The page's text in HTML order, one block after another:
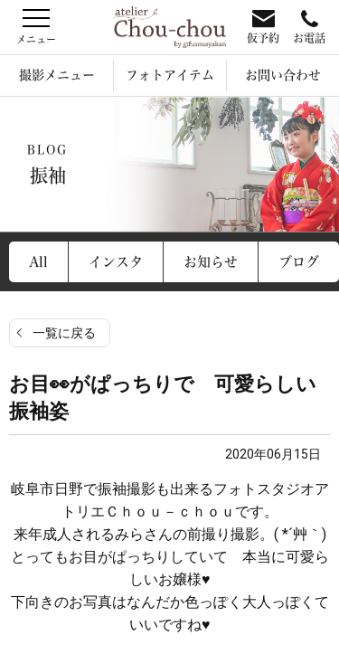
仮予約 お電話
撮影メニュー フォトアイテム お問い合わせ
BLOG
振袖
All インスタ お知らせ ブログ
一覧に戻る
お目👀がぱっちりで 可愛らしい
振袖姿
2020年06月15日
岐阜市日野で振袖撮影も出来るフォトスタジオア
トリエＣｈｏｕ－ｃｈｏｕです。
来年成人されるみらさんの前撮り撮影。( *´艸｀)
とってもお目がぱっちりしていて 本当に可愛ら
しいお嬢様♥
下向きのお写真はなんだか色っぽく大人っぽくて
いいですね♥